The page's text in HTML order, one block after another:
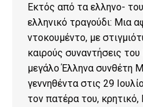
Εκτός από τα ελληνο-
ελληνικό τραγούδι: Μια
ντοκουμέντο, με
καιρούς συναντήσεις
μεγάλο Έλληνα συνθέτη
γεννηθέντα στις 29
τον πατέρα του,